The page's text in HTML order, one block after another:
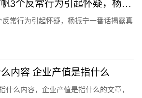
是日本间谍？翁帆3个反常行为引起怀疑，杨振宁一番话揭露真相
反常行为引起怀疑，杨振宁一番话揭露真
内容 企业产值是指什么
什么内容，企业产值是指什么的文章，